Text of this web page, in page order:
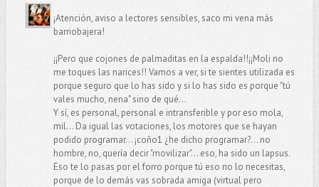
¡Atención, aviso a lectores sensibles, saco mi vena más
barriobajera!
¡¡Pero que cojones de palmaditas en la espalda!!¡¡Moli no
me toques las narices!! Vamos a ver, si te sientes utilizada es
porque seguro que lo has sido y si lo has sido es porque "tú
vales mucho, nena" sino de qué...
Y sí, es personal, personal e intransferible y por eso mola,
mil... Da igual las votaciones, los motores que se hayan
podido programar... ¡coño1 ¿he dicho programar?... no
hombre, no, quería decir "movilizar"... eso, ha sido un lapsus.
Eso te lo pasas por el forro porque tú eso no lo necesitas,
porque de lo demás vas sobrada amiga (virtual pero